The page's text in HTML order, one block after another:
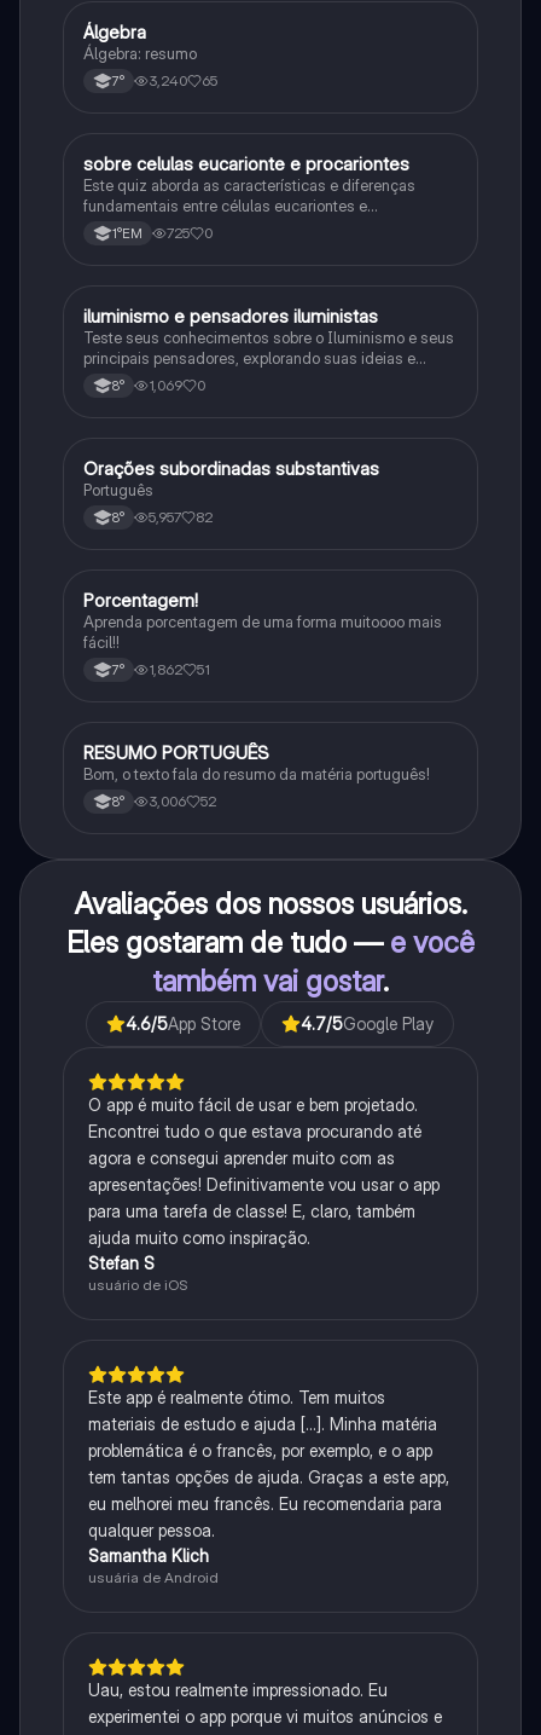
Matematica
Álgebra
Álgebra: resumo
7° 3,240 65
Biologia
sobre celulas eucarionte e procariontes
Este quiz aborda as características e diferenças
fundamentais entre células eucariontes e
procariontes.
1°EM 725 0
História
iluminismo e pensadores iluministas
Teste seus conhecimentos sobre o Iluminismo e seus
principais pensadores, explorando suas ideias e
impacto histórico.
8° 1,069 0
Português
Orações subordinadas substantivas
Português
8° 5,957 82
Matematica
Porcentagem!
Aprenda porcentagem de uma forma muitoooo mais
fácil!!
7° 1,862 51
Português
RESUMO PORTUGUÊS
Bom, o texto fala do resumo da matéria português!
8° 3,006 52
Avaliações dos nossos usuários.
Eles gostaram de tudo — e você
também vai gostar.
4.6/5App Store 4.7/5Google Play
O app é muito fácil de usar e bem projetado.
Encontrei tudo o que estava procurando até
agora e consegui aprender muito com as
apresentações! Definitivamente vou usar o app
para uma tarefa de classe! E, claro, também
ajuda muito como inspiração.
Stefan S
usuário de iOS
Este app é realmente ótimo. Tem muitos
materiais de estudo e ajuda [...]. Minha matéria
problemática é o francês, por exemplo, e o app
tem tantas opções de ajuda. Graças a este app,
eu melhorei meu francês. Eu recomendaria para
qualquer pessoa.
Samantha Klich
usuária de Android
Uau, estou realmente impressionado. Eu
experimentei o app porque vi muitos anúncios e